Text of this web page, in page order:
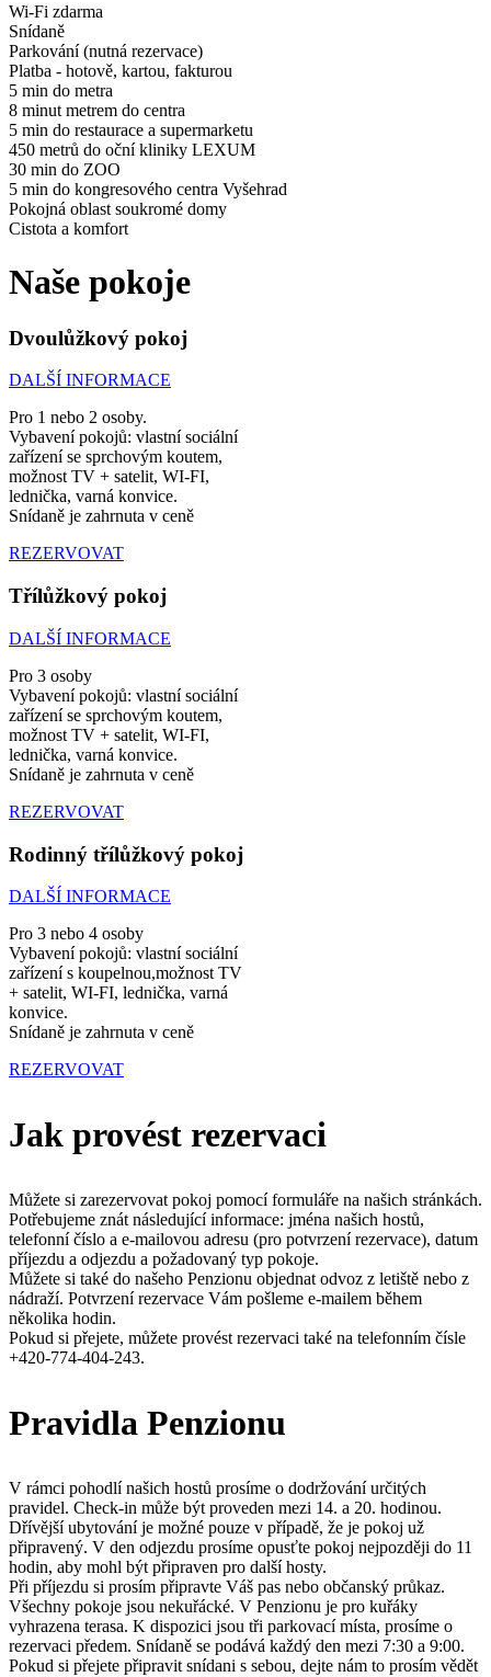
Wi-Fi zdarma
Snídaně
Parkování (nutná rezervace)
Platba - hotově, kartou, fakturou
5 min do metra
8 minut metrem do centra
5 min do restaurace a supermarketu
450 metrů do oční kliniky LEXUM
30 min do ZOO
5 min do kongresového centra Vyšehrad
Pokojná oblast soukromé domy
Cistota a komfort
Naše pokoje
Dvoulůžkový pokoj
DALŠÍ INFORMACE
Pro 1 nebo 2 osoby.
Vybavení pokojů: vlastní sociální
zařízení se sprchovým koutem,
možnost TV + satelit, WI-FI,
lednička, varná konvice.
Snídaně je zahrnuta v ceně
REZERVOVAT
Třílůžkový pokoj
DALŠÍ INFORMACE
Pro 3 osoby
Vybavení pokojů: vlastní sociální
zařízení se sprchovým koutem,
možnost TV + satelit, WI-FI,
lednička, varná konvice.
Snídaně je zahrnuta v ceně
REZERVOVAT
Rodinný třílůžkový pokoj
DALŠÍ INFORMACE
Pro 3 nebo 4 osoby
Vybavení pokojů: vlastní sociální
zařízení s koupelnou,možnost TV
+ satelit, WI-FI, lednička, varná
konvice.
Snídaně je zahrnuta v ceně
REZERVOVAT
Jak provést rezervaci
Můžete si zarezervovat pokoj pomocí formuláře na našich stránkách.
Potřebujeme znát následující informace: jména našich hostů,
telefonní číslo a e-mailovou adresu (pro potvrzení rezervace), datum
příjezdu a odjezdu a požadovaný typ pokoje.
Můžete si také do našeho Penzionu objednat odvoz z letiště nebo z
nádraží. Potvrzení rezervace Vám pošleme e-mailem během
několika hodin.
Pokud si přejete, můžete provést rezervaci také na telefonním čísle
+420-774-404-243.
Pravidla Penzionu
V rámci pohodlí našich hostů prosíme o dodržování určitých
pravidel. Check-in může být proveden mezi 14. a 20. hodinou.
Dřívější ubytování je možné pouze v případě, že je pokoj už
připravený. V den odjezdu prosíme opusťte pokoj nejpozději do 11
hodin, aby mohl být připraven pro další hosty.
Při příjezdu si prosím připravte Váš pas nebo občanský průkaz.
Všechny pokoje jsou nekuřácké. V Penzionu je pro kuřáky
vyhrazena terasa. K dispozici jsou tři parkovací místa, prosíme o
rezervaci předem. Snídaně se podává každý den mezi 7:30 a 9:00.
Pokud si přejete připravit snídani s sebou, dejte nám to prosím vědět